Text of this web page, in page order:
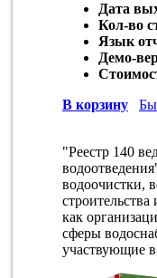
Дата
Кол-во
Язык
Демо-
В корзину
"Реестр 140
водоочистки,
как
сферы
участвующие